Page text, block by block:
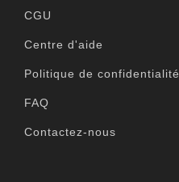
CGU
Centre d'aide
Politique de confidentialité
FAQ
Contactez-nous